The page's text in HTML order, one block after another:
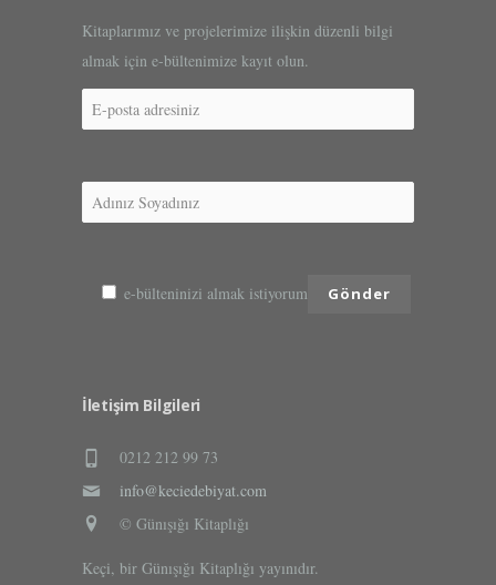
Kitaplarımız ve projelerimize ilişkin düzenli bilgi
almak için e-bültenimize kayıt olun.
e-bülteninizi almak istiyorum
İletişim Bilgileri
0212 212 99 73
info@keciedebiyat.com
© Günışığı Kitaplığı
Keçi, bir Günışığı Kitaplığı yayınıdır.